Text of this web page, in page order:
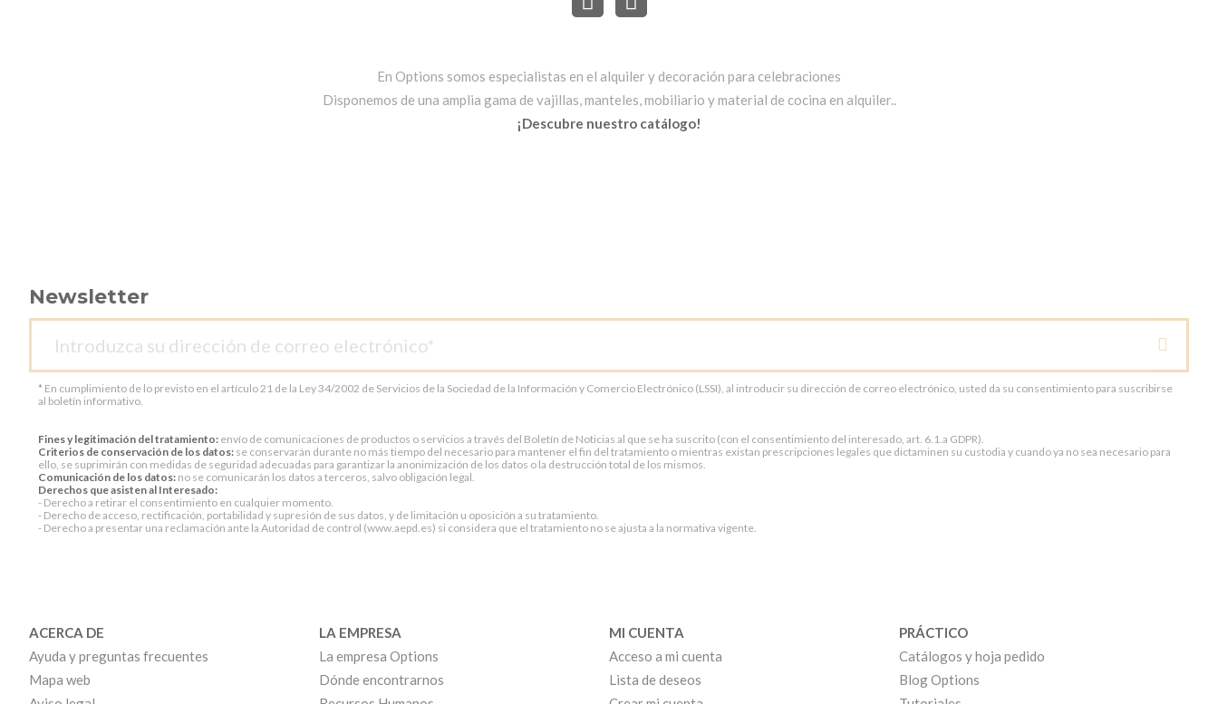
En Options somos especialistas en el alquiler y decoración para celebraciones
Disponemos de una amplia gama de vajillas, manteles, mobiliario y material de cocina en alquiler..
¡Descubre nuestro catálogo!
Newsletter
* En cumplimiento de lo previsto en el artículo 21 de la Ley 34/2002 de Servicios de la Sociedad de la Información y Comercio Electrónico (LSSI), al introducir su dirección de correo electrónico, usted da su consentimiento para suscribirse
al boletín informativo.
Fines y legitimación del tratamiento: envío de comunicaciones de productos o servicios a través del Boletín de Noticias al que se ha suscrito (con el consentimiento del interesado, art. 6.1.a GDPR).
Criterios de conservación de los datos: se conservarán durante no más tiempo del necesario para mantener el fin del tratamiento o mientras existan prescripciones legales que dictaminen su custodia y cuando ya no sea necesario para
ello, se suprimirán con medidas de seguridad adecuadas para garantizar la anonimización de los datos o la destrucción total de los mismos.
Comunicación de los datos: no se comunicarán los datos a terceros, salvo obligación legal.
Derechos que asisten al Interesado:
- Derecho a retirar el consentimiento en cualquier momento.
- Derecho de acceso, rectificación, portabilidad y supresión de sus datos, y de limitación u oposición a su tratamiento.
- Derecho a presentar una reclamación ante la Autoridad de control (www.aepd.es) si considera que el tratamiento no se ajusta a la normativa vigente.
ACERCA DE
Ayuda y preguntas frecuentes
Mapa web
LA EMPRESA
La empresa Options
Dónde encontrarnos
MI CUENTA
Acceso a mi cuenta
Lista de deseos
PRÁCTICO
Catálogos y hoja pedido
Blog Options